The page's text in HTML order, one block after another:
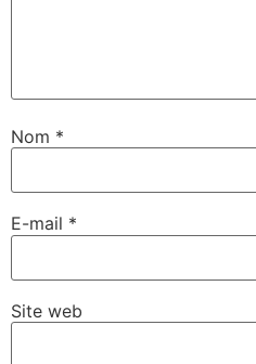
Nom *
E-mail *
Site web